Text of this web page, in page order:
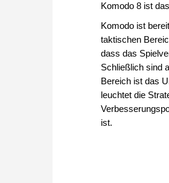
Komodo 8 ist
Komodo ist
taktischen
dass das
Schließlich sind
Bereich ist das
leuchtet die
ist.